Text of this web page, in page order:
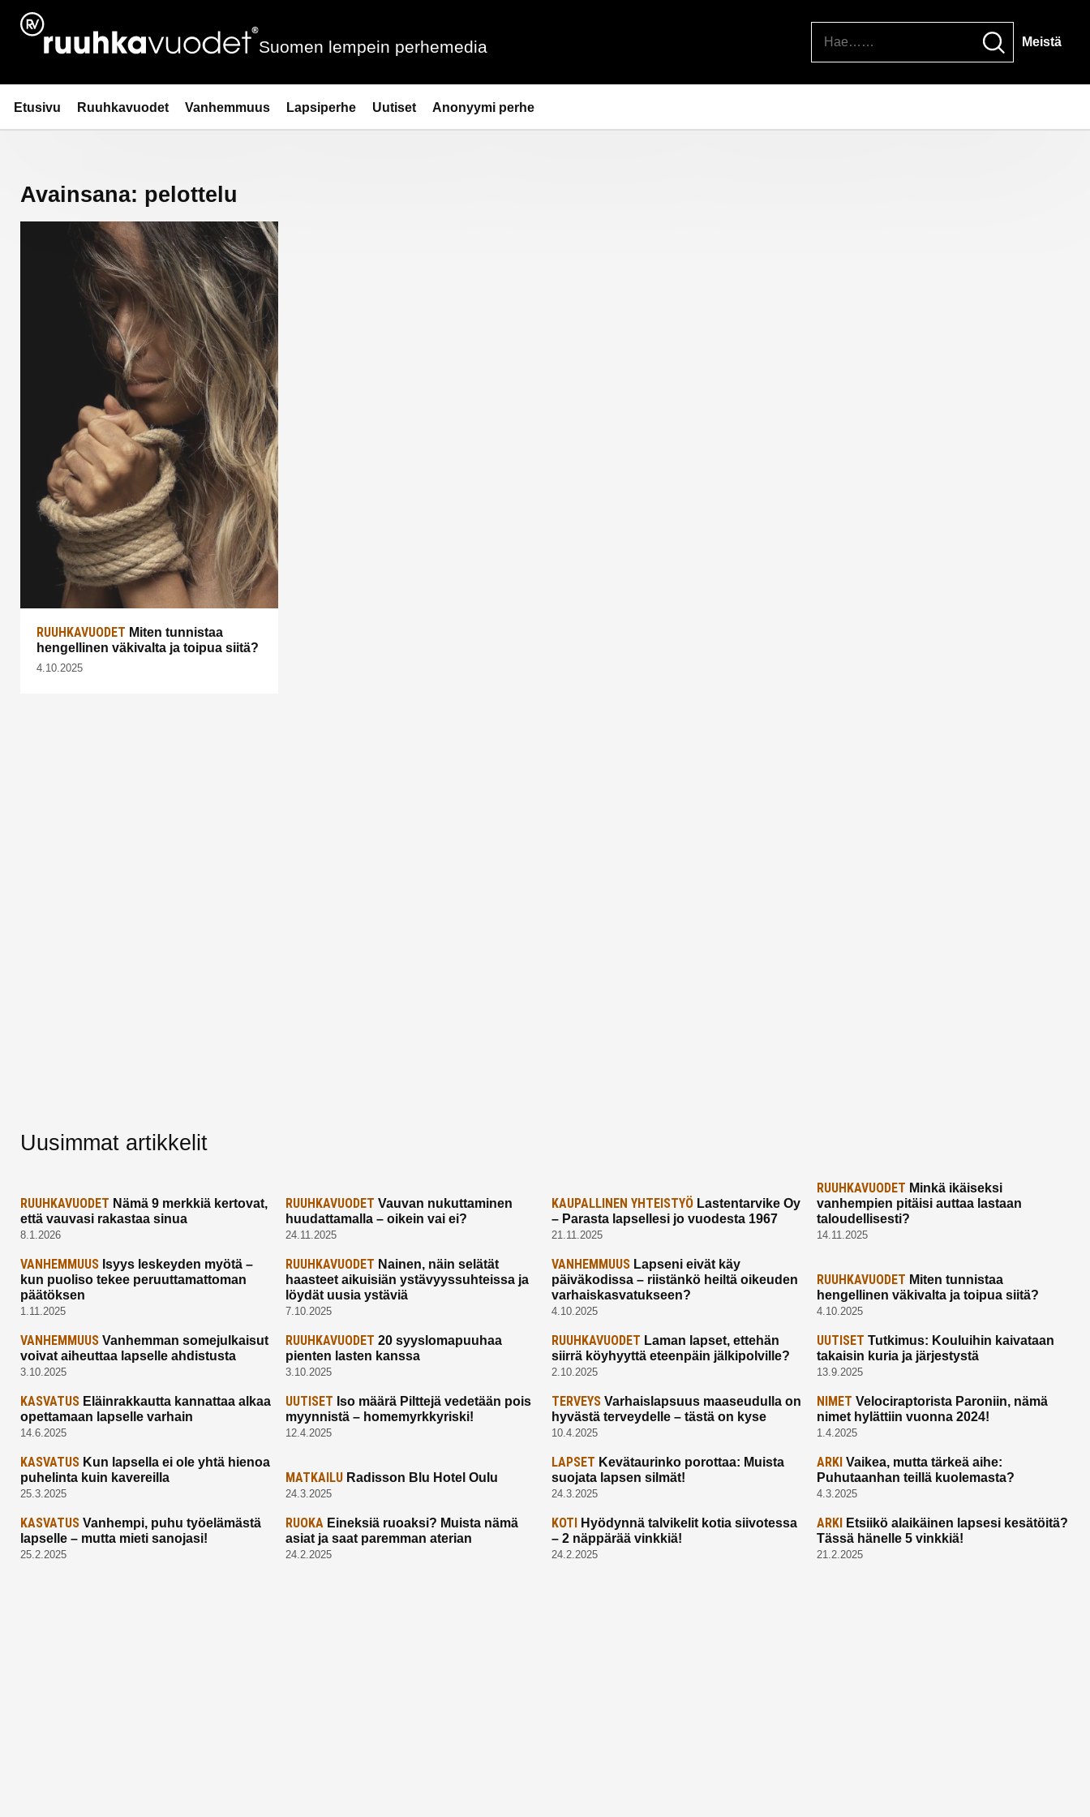
Siirry
sisältöön
Ruuhkavuodet.fi
Suomen lempein perhemedia Meistä
Etusivu Ruuhkavuodet Vanhemmuus Lapsiperhe Uutiset Anonyymi perhe
Avainsana: pelottelu
RUUHKAVUODET Miten tunnistaa
hengellinen väkivalta ja toipua siitä?
4.10.2025
Uusimmat artikkelit
RUUHKAVUODET Nämä 9 merkkiä kertovat,
että vauvasi rakastaa sinua
8.1.2026
RUUHKAVUODET Vauvan nukuttaminen
huudattamalla – oikein vai ei?
24.11.2025
KAUPALLINEN YHTEISTYÖLastentarvike Oy
– Parasta lapsellesi jo vuodesta 1967
21.11.2025
RUUHKAVUODET Minkä ikäiseksi
vanhempien pitäisi auttaa lastaan
taloudellisesti?
14.11.2025
VANHEMMUUS Isyys leskeyden myötä –
kun puoliso tekee peruuttamattoman
päätöksen
1.11.2025
RUUHKAVUODET Nainen, näin selätät
haasteet aikuisiän ystävyyssuhteissa ja
löydät uusia ystäviä
7.10.2025
VANHEMMUUSLapseni eivät käy
päiväkodissa – riistänkö heiltä oikeuden
varhaiskasvatukseen?
4.10.2025
RUUHKAVUODET Miten tunnistaa
hengellinen väkivalta ja toipua siitä?
4.10.2025
VANHEMMUUS Vanhemman somejulkaisut
voivat aiheuttaa lapselle ahdistusta
3.10.2025
RUUHKAVUODET 20 syyslomapuuhaa
pienten lasten kanssa
3.10.2025
RUUHKAVUODET Laman lapset, ettehän
siirrä köyhyyttä eteenpäin jälkipolville?
2.10.2025
UUTISET Tutkimus: Kouluihin kaivataan
takaisin kuria ja järjestystä
13.9.2025
KASVATUS Eläinrakkautta kannattaa alkaa
opettamaan lapselle varhain
14.6.2025
UUTISET Iso määrä Pilttejä vedetään pois
myynnistä – homemyrkkyriski!
12.4.2025
TERVEYSVarhaislapsuus maaseudulla on
hyvästä terveydelle – tästä on kyse
10.4.2025
NIMET Velociraptorista Paroniin, nämä
nimet hylättiin vuonna 2024!
1.4.2025
KASVATUS Kun lapsella ei ole yhtä hienoa
puhelinta kuin kavereilla
25.3.2025
MATKAILU Radisson Blu Hotel Oulu
24.3.2025
LAPSET Kevätaurinko porottaa: Muista
suojata lapsen silmät!
24.3.2025
ARKI Vaikea, mutta tärkeä aihe:
Puhutaanhan teillä kuolemasta?
4.3.2025
KASVATUS Vanhempi, puhu työelämästä
lapselle – mutta mieti sanojasi!
25.2.2025
RUOKA Eineksiä ruoaksi? Muista nämä
asiat ja saat paremman aterian
24.2.2025
KOTI Hyödynnä talvikelit kotia siivotessa
– 2 näppärää vinkkiä!
24.2.2025
ARKI Etsiikö alaikäinen lapsesi kesätöitä?
Tässä hänelle 5 vinkkiä!
21.2.2025